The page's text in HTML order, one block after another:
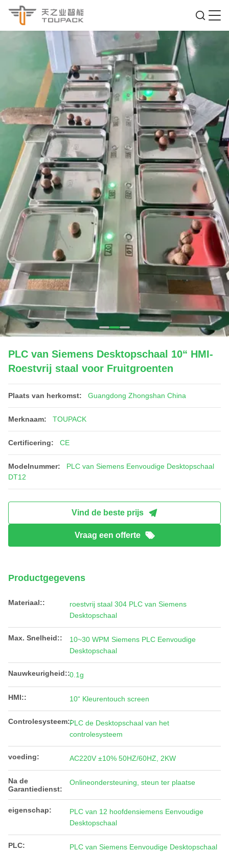
PLC van Siemens Desktopschaal 10“ HMI-
Roestvrij staal voor Fruitgroenten
Plaats van herkomst: Guangdong Zhongshan China
Merknaam: TOUPACK
Certificering: CE
Modelnummer:
PLC van Siemens Eenvoudige Desktopschaal
DT12
Vind de beste prijs
Vraag een offerte
Productgegevens
Materiaal::
roestvrij staal 304 PLC van Siemens
Desktopschaal
Max. Snelheid::
10~30 WPM Siemens PLC Eenvoudige
Desktopschaal
Nauwkeurigheid::0.1g
HMI:: 10“ Kleurentouch screen
Controlesysteem::PLC de Desktopschaal van het
controlesysteem
voeding: AC220V ±10% 50HZ/60HZ, 2KW
Na de
Garantiedienst:
Onlineondersteuning, steun ter plaatse
eigenschap:
PLC van 12 hoofdensiemens Eenvoudige
Desktopschaal
PLC: PLC van Siemens Eenvoudige Desktopschaal